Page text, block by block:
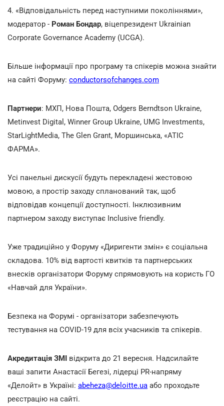
4. «Відповідальність перед наступними поколіннями»,
модератор - Роман Бондар, віцепрезидент Ukrainian
Corporate Governance Academy (UCGA).
Більше інформації про програму та спікерів можна знайти
на сайті Форуму: conductorsofchanges.com
Партнери: МХП, Нова Пошта, Odgers Berndtson Ukraine,
Metinvest Digital, Winner Group Ukraine, UMG Investments,
StarLightMedia, The Glen Grant, Моршинська, «АТІС
ФАРМА».
Усі панельні дискусії будуть перекладені жестовою
мовою, а простір заходу спланований так, щоб
відповідав концепції доступності. Інклюзивним
партнером заходу виступає Inclusive friendly.
Уже традиційно у Форуму «Диригенти змін» є соціальна
складова. 10% від вартості квитків та партнерських
внесків організатори Форуму спрямовують на користь ГО
«Навчай для України».
Безпека на Форумі - організатори забезпечують
тестування на COVID-19 для всіх учасників та спікерів.
Акредитація ЗМІ відкрита до 21 вересня. Надсилайте
ваші запити Анастасії Бегезі, лідерці PR-напряму
«Делойт» в Україні: abeheza@deloitte.ua або проходьте
реєстрацію на сайті.